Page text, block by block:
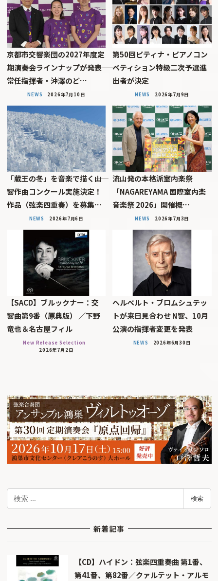
京都市交響楽団の2027年度定
期演奏会ラインナップが発表――
常任指揮者・沖澤のど…
NEWS 2026年7月10日
第50回ピティナ・ピアノコン
ペティション特級二次予選進
出者が決定
NEWS 2026年7月9日
「蔵王の冬」を音楽で描く――山
響作曲コンクール実施決定！
作品（弦楽四重奏）を募集…
NEWS 2026年7月6日
流山発の本格派室内楽祭
「NAGAREYAMA 国際室内楽
音楽祭 2026」開催概…
NEWS 2026年7月3日
【SACD】ブルックナー：交
響曲第9番（原典版） ／下野
竜也＆名古屋フィル
New Release Selection
2026年7月2日
ヘルベルト・ブロムシュテッ
トが来日見合わせ N響、10月
公演の指揮者変更を発表
NEWS 2026年6月30日
検索
新着記事
【CD】ハイドン：弦楽四重奏曲 第1番、
第41番、第82番／クァルテット・アルモ